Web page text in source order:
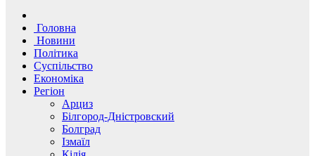
Головна
Новини
Політика
Суспільство
Економіка
Регіон
Арциз
Білгород-Дністровский
Болград
Ізмаїл